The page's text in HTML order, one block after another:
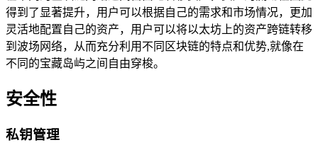
得到了显著提升，用户可以根据自己的需求和市场情况，更加
灵活地配置自己的资产，用户可以将以太坊上的资产跨链转移
到波场网络，从而充分利用不同区块链的特点和优势,就像在
不同的宝藏岛屿之间自由穿梭。
安全性
私钥管理